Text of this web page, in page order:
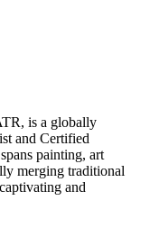
is a globally
and Certified
painting, art
merging traditional
and